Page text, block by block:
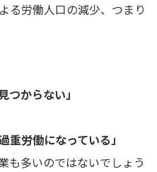
る労働人口の減少、つまり
つからない」
重労働になっている」
も多いのではないでしょう